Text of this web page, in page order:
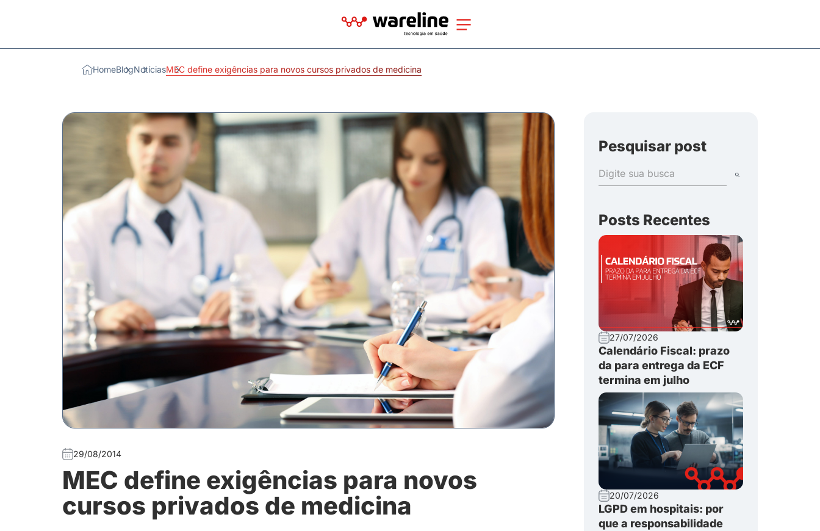
HomeBlogNotíciasMEC define exigências para novos cursos privados de medicina
29/08/2014
MEC define exigências para novos
cursos privados de medicina
Pesquisar post
Posts Recentes
27/07/2026
Calendário Fiscal: prazo
da para entrega da ECF
termina em julho
20/07/2026
LGPD em hospitais: por
que a responsabilidade